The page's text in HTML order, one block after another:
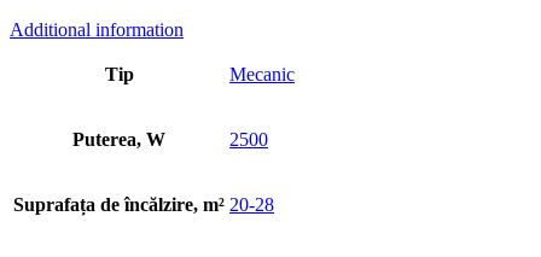
Additional information
Tip Mecanic
Puterea, W 2500
Suprafața de încălzire, m² 20-28